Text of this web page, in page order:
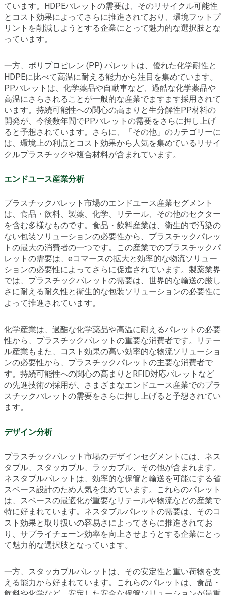
ています。HDPEパレットの需要は、そのリサイクル可能性
とコスト効果によってさらに推進されており、環境フットプ
リントを削減しようとする企業にとって魅力的な選択肢とな
っています。
一方、ポリプロピレン (PP) パレットは、優れた化学耐性と
HDPEに比べて高温に耐える能力から注目を集めています。
PPパレットは、化学薬品や自動車など、過酷な化学薬品や
高温にさらされることが一般的な産業でますます採用されて
います。持続可能性への関心の高まりと生分解性PP材料の
開発が、今後数年間でPPパレットの需要をさらに押し上げ
ると予想されています。さらに、「その他」のカテゴリーに
は、環境上の利点とコスト効果から人気を集めているリサイ
クルプラスチックや複合材料が含まれています。
エンドユース産業分析
プラスチックパレット市場のエンドユース産業セグメント
は、食品・飲料、製薬、化学、リテール、その他のセクター
を含む多様なものです。食品・飲料産業は、衛生的で汚染の
ない包装ソリューションの必要性から、プラスチックパレッ
トの最大の消費者の一つです。この産業でのプラスチックパ
レットの需要は、eコマースの拡大と効率的な物流ソリュー
ションの必要性によってさらに促進されています。製薬業界
では、プラスチックパレットの需要は、世界的な輸送の厳し
さに耐える耐久性と衛生的な包装ソリューションの必要性に
よって推進されています。
化学産業は、過酷な化学薬品や高温に耐えるパレットの必要
性から、プラスチックパレットの重要な消費者です。リテー
ル産業もまた、コスト効果の高い効率的な物流ソリューショ
ンの必要性から、プラスチックパレットの主要な消費者で
す。持続可能性への関心の高まりとRFID対応パレットなど
の先進技術の採用が、さまざまなエンドユース産業でのプラ
スチックパレットの需要をさらに押し上げると予想されてい
ます。
デザイン分析
プラスチックパレット市場のデザインセグメントには、ネス
タブル、スタッカブル、ラッカブル、その他が含まれます。
ネスタブルパレットは、効率的な保管と輸送を可能にする省
スペース設計のため人気を集めています。これらのパレット
は、スペースの最適化が重要なリテールや物流などの産業で
特に好まれています。ネスタブルパレットの需要は、そのコ
スト効果と取り扱いの容易さによってさらに推進されてお
り、サプライチェーン効率を向上させようとする企業にとっ
て魅力的な選択肢となっています。
一方、スタッカブルパレットは、その安定性と重い荷物を支
える能力から好まれています。これらのパレットは、食品・